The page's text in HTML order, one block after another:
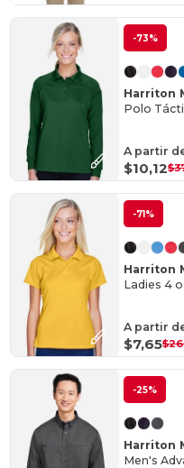
-73%
Harriton
A partir
$10,12
-71%
Harriton
Ladies 4
A partir
$7,65
-25%
Harriton
Men's